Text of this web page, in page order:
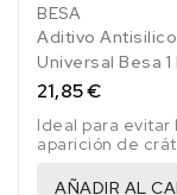
BESA
Aditivo
Universal Besa 1
21,85 €
Ideal para evitar
aparición de
aplicaciones de
AÑADIR AL